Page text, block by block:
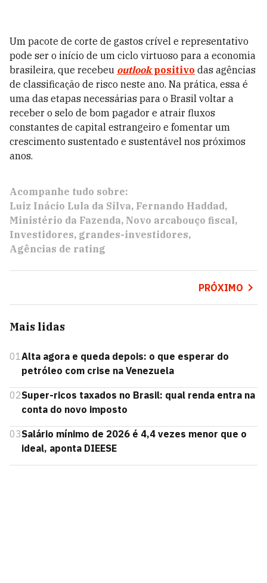
Um pacote de corte de gastos crível e representativo
pode ser o início de um ciclo virtuoso para a economia
brasileira, que recebeu outlookpositivo das agências
de classificação de risco neste ano. Na prática, essa é
uma das etapas necessárias para o Brasil voltar a
receber o selo de bom pagador e atrair fluxos
constantes de capital estrangeiro e fomentar um
crescimento sustentado e sustentável nos próximos
anos.
Acompanhe tudo sobre:
Luiz Inácio Lula da Silva Fernando Haddad
Ministério da Fazenda Novo arcabouço fiscal
Investidores grandes-investidores
Agências de rating
PRÓXIMO
Mais lidas
01Alta agora e queda depois: o que esperar do
petróleo com crise na Venezuela
02Super-ricos taxados no Brasil: qual renda entra na
conta do novo imposto
03Salário mínimo de 2026 é 4,4 vezes menor que o
ideal, aponta DIEESE